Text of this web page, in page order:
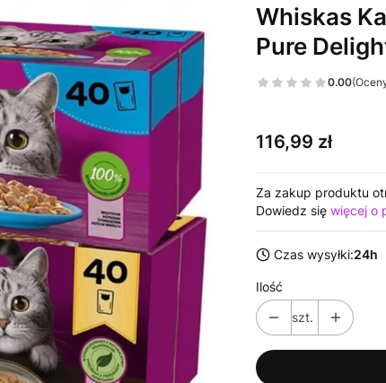
Whiskas
Pure
0.00
Cena
116,99 zł
Za zakup produktu
Dowiedz się więcej o
Czas wysyłki:24h
Ilość
szt.